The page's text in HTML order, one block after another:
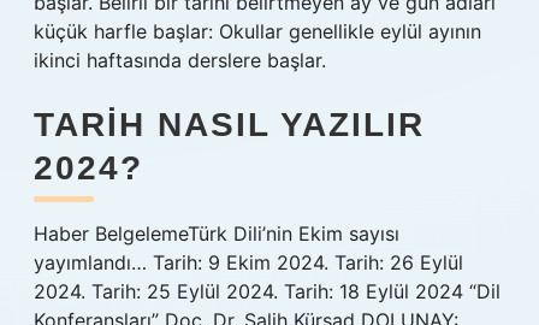
küçük harfle başlar: Okullar genellikle eylül ayının
ikinci haftasında derslere başlar.
TARIH NASIL YAZILIR
2024?
Haber BelgelemeTürk Dili’nin Ekim sayısı
yayımlandı… Tarih: 9 Ekim 2024. Tarih: 26 Eylül
2024. Tarih: 25 Eylül 2024. Tarih: 18 Eylül 2024 “Dil
Konferansları” Doç. Dr. Salih Kürşad DOLUNAY: